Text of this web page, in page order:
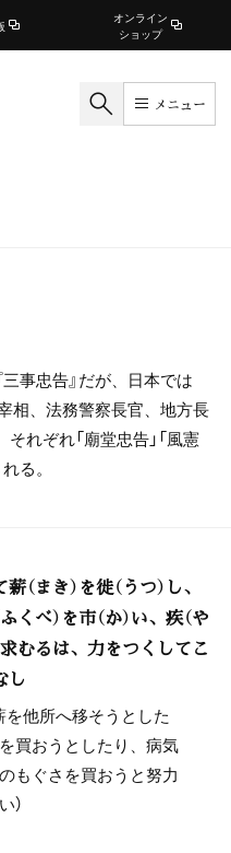
オンライン
ショップ
メニュー
事忠告』だが、日本では
相、法務警察長官、地方長
れぞれ「廟堂忠告」「風憲
る。
（まき）を徙（うつ）し、
くべ）を市（か）い、疾（や
求むるは、力をつくしてこ
し
を他所へ移そうとした
買おうとしたり、病気
もぐさを買おうと努力
）